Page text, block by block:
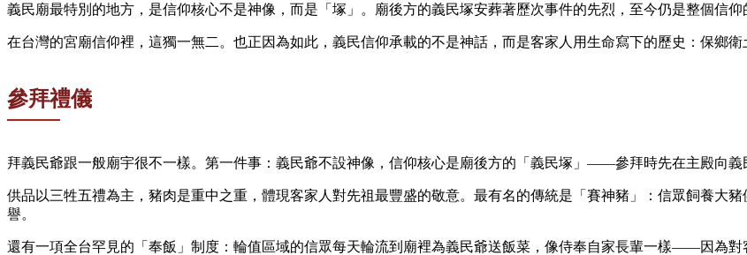
義民廟最特別的地方，是信仰核心不是神像，而是「塚」。廟後方的義民塚安葬著歷次事件的先烈，至今仍是整個信
在台灣的宮廟信仰裡，這獨一無二。也正因為如此，義民信仰承載的不是神話，而是客家人用生命寫下的歷史：保鄉衛
參拜禮儀
拜義民爺跟一般廟宇很不一樣。第一件事：義民爺不設神像，信仰核心是廟後方的「義民塚」——參拜時先在主殿向義
供品以三牲五禮為主，豬肉是重中之重，體現客家人對先祖最豐盛的敬意。最有名的傳統是「賽神豬」：信眾飼養大
譽。
還有一項全台罕見的「奉飯」制度：輪值區域的信眾每天輪流到廟裡為義民爺送飯菜，像侍奉自家長輩一樣——因為對